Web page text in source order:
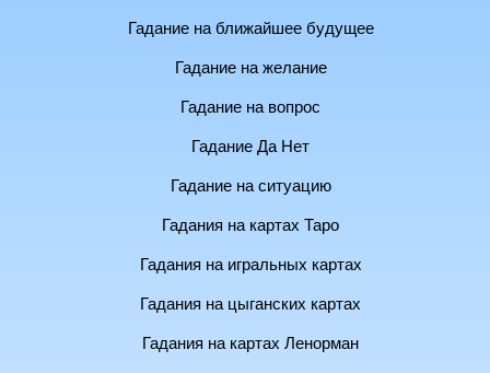
Гадание на ближайшее будущее
Гадание на желание
Гадание на вопрос
Гадание Да Нет
Гадание на ситуацию
Гадания на картах Таро
Гадания на игральных картах
Гадания на цыганских картах
Гадания на картах Ленорман